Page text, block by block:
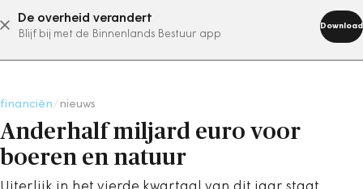
De overheid verandert
Blijf bij met de Binnenlands Bestuur app
Download
abonneer nu
financiën nieuws
Anderhalf miljard euro voor
boeren en natuur